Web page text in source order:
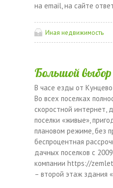
на email, на сайте
Иная недвижимость
Большой
В часе езды от
Во всех поселках
скоростной интернет,
поселки «живые»,
плановом режиме, без
беспроцентная
дачных поселков с
компании https://
– второй этаж здания